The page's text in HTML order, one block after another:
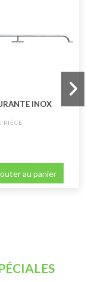
INOX
au panier